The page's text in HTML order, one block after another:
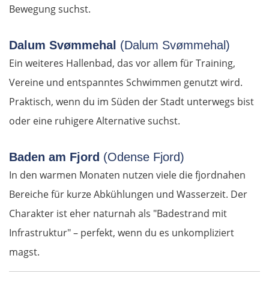
Bewegung suchst.
Dalum Svømmehal (Dalum Svømmehal)
Ein weiteres Hallenbad, das vor allem für Training,
Vereine und entspanntes Schwimmen genutzt wird.
Praktisch, wenn du im Süden der Stadt unterwegs bist
oder eine ruhigere Alternative suchst.
Baden am Fjord (Odense Fjord)
In den warmen Monaten nutzen viele die fjordnahen
Bereiche für kurze Abkühlungen und Wasserzeit. Der
Charakter ist eher naturnah als "Badestrand mit
Infrastruktur" – perfekt, wenn du es unkompliziert
magst.
Rumänien West
Craiova
Târgu Jiu
Petroșani
Diemrich
Lugosch